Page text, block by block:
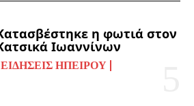
η φωτιά στον
Ιωαννίνων
ΕΙΔΉΣΕΙΣ ΗΠΕΊΡΟΥ